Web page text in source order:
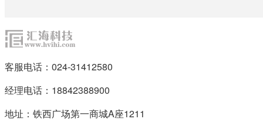
客服电话：024-31412580
经理电话：18842388900
地址：铁西广场第一商城A座1211